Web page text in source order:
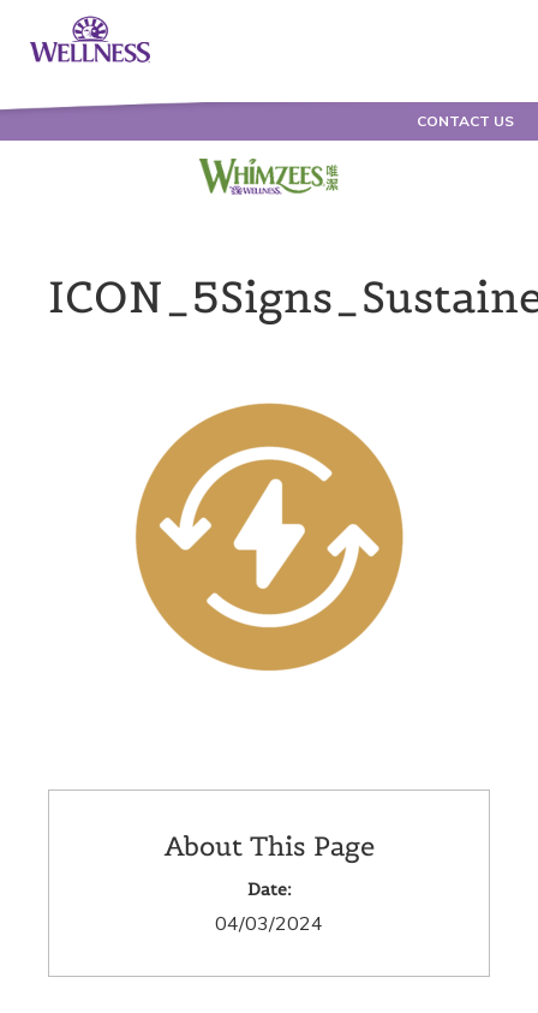
CONTACT US
About This Page
Date:
04/03/2024